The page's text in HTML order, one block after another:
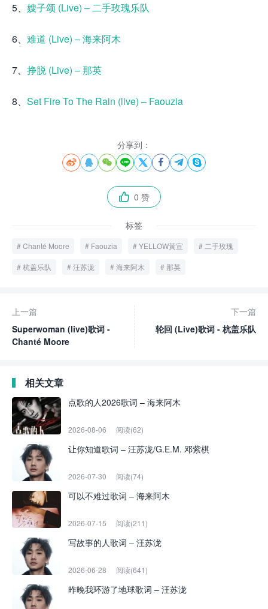
5、 嫂子颂 (Live) – 二手玫瑰乐队
6、 难道 (Live) – 海来阿木
7、 挣脱 (Live) – 那英
8、 Set Fire To The Rain (live) – Faouzia
分享到：
       
 0 赞
标签
Chanté Moore Faouzia YELLOW黃宣 二手玫瑰
杭盖乐队 汪苏泷 海来阿木 那英
上一篇
Superwoman (live)歌词 -
Chanté Moore
下一篇
轮回 (Live)歌词 - 杭盖乐队
相关文章
点歌的人2026歌词 – 海来阿木
2026-08-06 阅读(62)
让你知道歌词 – 汪苏泷/G.E.M. 邓紫棋
2026-07-30 阅读(74)
可以不难过歌词 – 海来阿木
2026-07-15 阅读(211)
写故事的人歌词 – 汪苏泷
2026-06-28 阅读(641)
昨晚我环游了地球歌词 – 汪苏泷